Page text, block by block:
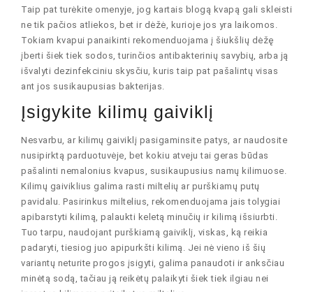
Taip pat turėkite omenyje, jog kartais blogą kvapą gali skleisti
ne tik pačios atliekos, bet ir dėžė, kurioje jos yra laikomos.
Tokiam kvapui panaikinti rekomenduojama į šiukšlių dėžę
įberti šiek tiek sodos, turinčios antibakterinių savybių, arba ją
išvalyti dezinfekciniu skysčiu, kuris taip pat pašalintų visas
ant jos susikaupusias bakterijas.
Įsigykite kilimų gaiviklį
Nesvarbu, ar kilimų gaiviklį pasigaminsite patys, ar naudosite
nusipirktą parduotuvėje, bet kokiu atveju tai geras būdas
pašalinti nemalonius kvapus, susikaupusius namų kilimuose.
Kilimų gaiviklius galima rasti miltelių ar purškiamų putų
pavidalu. Pasirinkus miltelius, rekomenduojama jais tolygiai
apibarstyti kilimą, palaukti keletą minučių ir kilimą išsiurbti.
Tuo tarpu, naudojant purškiamą gaiviklį, viskas, ką reikia
padaryti, tiesiog juo apipurkšti kilimą. Jei nė vieno iš šių
variantų neturite progos įsigyti, galima panaudoti ir anksčiau
minėtą sodą, tačiau ją reikėtų palaikyti šiek tiek ilgiau nei